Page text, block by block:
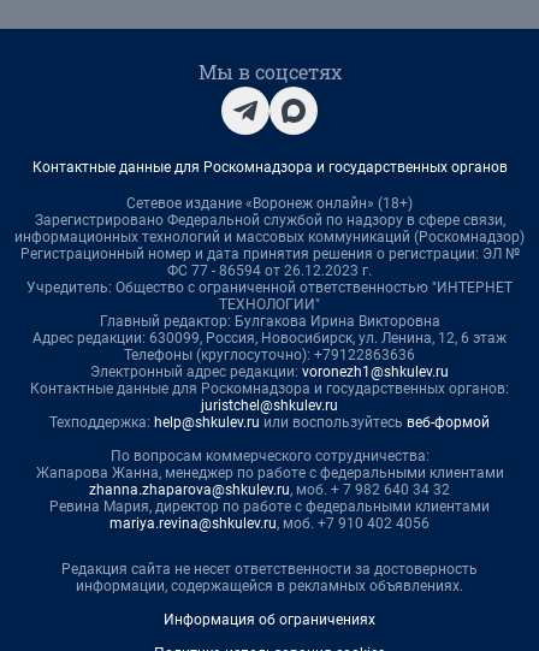
Мы в соцсетях
Контактные данные для Роскомнадзора и государственных органов
Сетевое издание «Воронеж онлайн» (18+)
Зарегистрировано Федеральной службой по надзору в сфере связи,
информационных технологий и массовых коммуникаций (Роскомнадзор)
Регистрационный номер и дата принятия решения о регистрации: ЭЛ №
ФС 77 - 86594 от 26.12.2023 г.
Учредитель: Общество с ограниченной ответственностью "ИНТЕРНЕТ
ТЕХНОЛОГИИ"
Главный редактор: Булгакова Ирина Викторовна
Адрес редакции: 630099, Россия, Новосибирск, ул. Ленина, 12, 6 этаж
Телефоны (круглосуточно): +79122863636
Электронный адрес редакции: voronezh1@shkulev.ru
Контактные данные для Роскомнадзора и государственных органов:
juristchel@shkulev.ru
Техподдержка: help@shkulev.ru или воспользуйтесь веб-формой
По вопросам коммерческого сотрудничества:
Жапарова Жанна, менеджер по работе с федеральными клиентами
zhanna.zhaparova@shkulev.ru, моб. + 7 982 640 34 32
Ревина Мария, директор по работе с федеральными клиентами
mariya.revina@shkulev.ru, моб. +7 910 402 4056
Редакция сайта не несет ответственности за достоверность
информации, содержащейся в рекламных объявлениях.
Информация об ограничениях